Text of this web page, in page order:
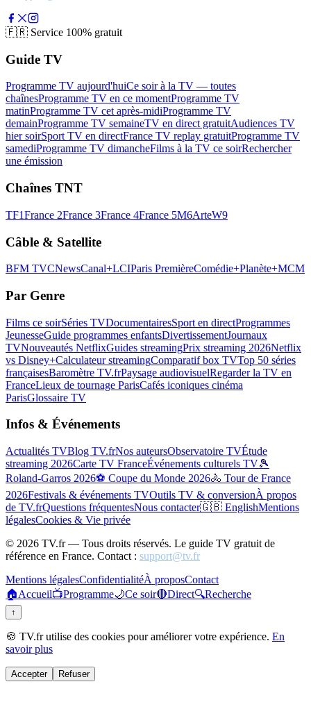
🇫🇷 Service 100% gratuit
Guide TV
Programme TV aujourd'huiCe soir à la TV — toutes
chaînesProgramme TV en ce momentProgramme TV
matinProgramme TV cet après-midiProgramme TV
demainProgramme TV semaineTV en direct gratuitAudiences TV
hier soirSport TV en directFrance TV replay gratuitProgramme TV
samediProgramme TV dimancheFilms à la TV ce soirRechercher
une émission
Chaînes TNT
TF1France 2France 3France 4France 5M6ArteW9
Câble & Satellite
BFM TVCNewsCanal+LCIParis PremièreComédie+Planète+MCM
Par Genre
Films ce soirSéries TVDocumentairesSport en directProgrammes
JeunesseGuide programmes enfantsDivertissementJournaux
TVNouveautés NetflixGuides streamingPrix streaming 2026Netflix
vs Disney+Calculateur streamingComparatif box TVTop 50 séries
françaisesBaromètre TV.frPaysage audiovisuelRegarder la TV en
FranceLieux de tournage ParisCafés iconiques cinéma
ParisGlossaire TV
Infos & Événements
Actualités TVBlog TV.frNos auteursObservatoire TVÉtude
streaming 2026Carte TV FranceÉvénements culturels TV🎾
Roland-Garros 2026⚽ Coupe du Monde 2026🚴 Tour de France
2026Festivals & événements TVOutils TV & conversionÀ propos
de TV.frQuestions fréquentesNous contacter🇬🇧 EnglishMentions
légalesCookies & Vie privée
© 2026 TV.fr — Tous droits réservés. Le guide TV gratuit de
référence en France. Contact : support@tv.fr
Mentions légalesConfidentialitéÀ proposContact
🏠Accueil📺Programme🌙Ce soir🔴Direct🔍Recherche
↑
🍪 TV.fr utilise des cookies pour améliorer votre expérience. En
savoir plus
Accepter Refuser